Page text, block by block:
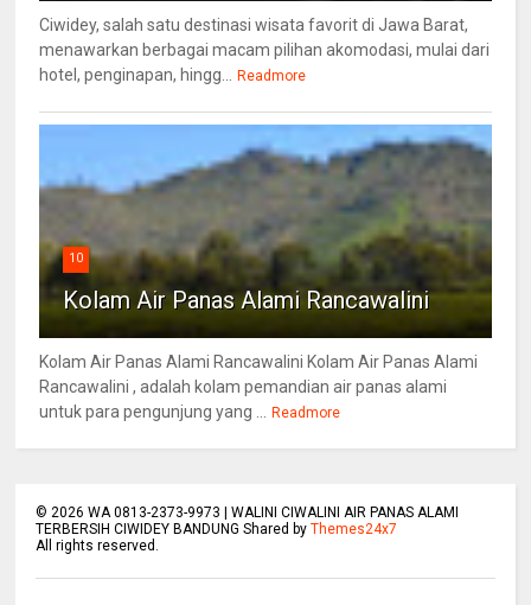
Ciwidey, salah satu destinasi wisata favorit di Jawa Barat,
menawarkan berbagai macam pilihan akomodasi, mulai dari
hotel, penginapan, hingg...
Readmore
10
Kolam Air Panas Alami Rancawalini
Kolam Air Panas Alami Rancawalini Kolam Air Panas Alami
Rancawalini , adalah kolam pemandian air panas alami
untuk para pengunjung yang ...
Readmore
© 2026 WA 0813-2373-9973 | WALINI CIWALINI AIR PANAS ALAMI
TERBERSIH CIWIDEY BANDUNG Shared byThemes24x7
All rights reserved.